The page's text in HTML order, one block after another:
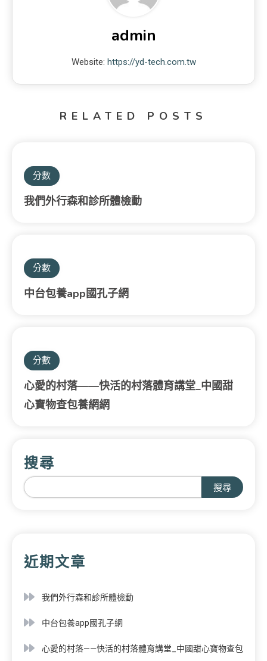
admin
Website: https://yd-tech.com.tw
RELATED POSTS
分數
我們外行森和診所體檢動
分數
中台包養app國孔子網
分數
心愛的村落——快活的村落體育講堂_中國甜
心寶物查包養網網
搜尋
搜尋
近期文章
我們外行森和診所體檢動
中台包養app國孔子網
心愛的村落——快活的村落體育講堂_中國甜心寶物查包